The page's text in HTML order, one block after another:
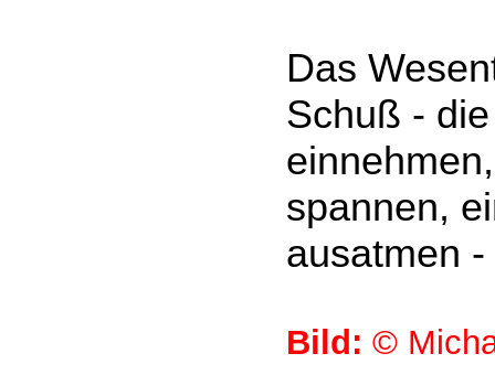
Das
Schuß -
spannen,
ausatmen
Bild: ©